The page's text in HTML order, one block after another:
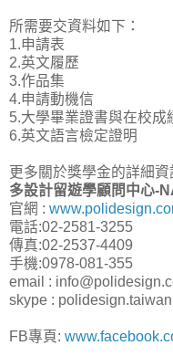
所需要交資料如下：
1.申請表
2.英文履歷
3.作品集
4.申請動機信
5.大學畢業證書與在校成
6.英文語言檢定證明
更多關於獎學金的詳細
多設計留遊學顧問中心-
官網 :
電話:02-2581-3255
傳真:02-2537-4409
手機:0978-081-355
email :
skype : polidesign.taiwan
FB專頁: